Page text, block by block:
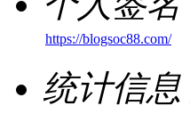
https://blogsoc88.com/
统计信息